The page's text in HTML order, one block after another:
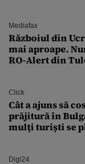
Mediafax
Războiul din
mai aproape.
RO-Alert din
Click
Cât a ajuns să
prăjitură în
mulți turiști se
Digi24